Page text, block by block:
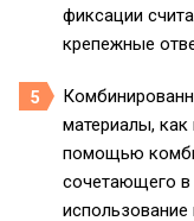
фиксации
крепежные
материалы,
помощью
сочетающего в